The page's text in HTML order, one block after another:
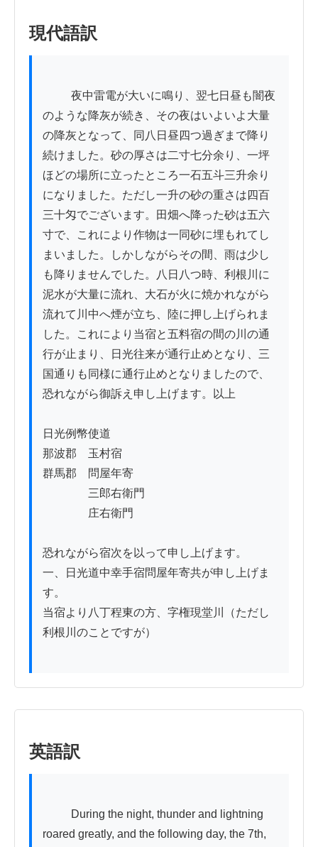
現代語訳
のような降灰が続き、その夜はいよいよ大量
の降灰となって、同八日昼四つ過ぎまで降り
続けました。砂の厚さは二寸七分余り、一坪
ほどの場所に立ったところ一石五斗三升余り
になりました。ただし一升の砂の重さは四百
三十匁でございます。田畑へ降った砂は五六
寸で、これにより作物は一同砂に埋もれてし
まいました。しかしながらその間、雨は少し
も降りませんでした。八日八つ時、利根川に
泥水が大量に流れ、大石が火に焼かれながら
流れて川中へ煙が立ち、陸に押し上げられま
した。これにより当宿と五料宿の間の川の通
行が止まり、日光往来が通行止めとなり、三
国通りも同様に通行止めとなりましたので、
恐れながら御訴え申し上げます。以上
日光例幣使道
那波郡　玉村宿
群馬郡　問屋年寄
三郎右衛門
庄右衛門
恐れながら宿次を以って申し上げます。
一、日光道中幸手宿問屋年寄共が申し上げま
す。
当宿より八丁程東の方、字権現堂川（ただし
利根川のことですが）
英語訳
roared greatly, and the following day, the 7th,